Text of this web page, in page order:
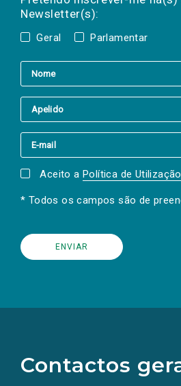
Newsletter(s):
Geral Parlamentar
Aceito a Política de
* Todos os campos são de
Contactos
redes
sociais